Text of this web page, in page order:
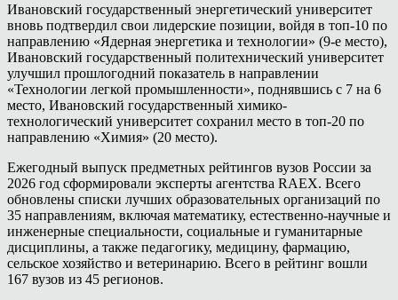
Ивановский государственный энергетический университет
вновь подтвердил свои лидерские позиции, войдя в топ-10 по
направлению «Ядерная энергетика и технологии» (9-е место),
Ивановский государственный политехнический университет
улучшил прошлогодний показатель в направлении
«Технологии легкой промышленности», поднявшись с 7 на 6
место, Ивановский государственный химико-
технологический университет сохранил место в топ-20 по
направлению «Химия» (20 место).
Ежегодный выпуск предметных рейтингов вузов России за
2026 год сформировали эксперты агентства RAEX. Всего
обновлены списки лучших образовательных организаций по
35 направлениям, включая математику, естественно-научные и
инженерные специальности, социальные и гуманитарные
дисциплины, а также педагогику, медицину, фармацию,
сельское хозяйство и ветеринарию. Всего в рейтинг вошли
167 вузов из 45 регионов.